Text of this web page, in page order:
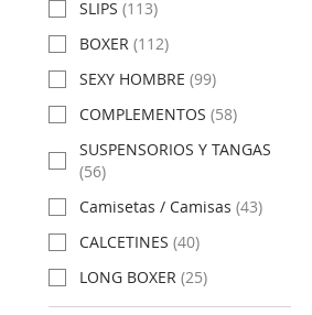
SLIPS (113)
BOXER (112)
SEXY HOMBRE (99)
COMPLEMENTOS (58)
SUSPENSORIOS Y TANGAS
(56)
Camisetas / Camisas (43)
CALCETINES (40)
LONG BOXER (25)